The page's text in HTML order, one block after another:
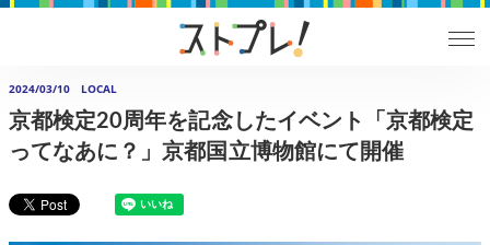
2024/03/10 LOCAL
京都検定20周年を記念したイベント「京都検定
ってなあに？」京都国立博物館にて開催